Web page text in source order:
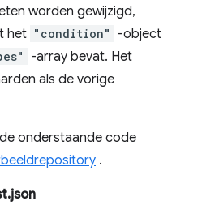
worden gewijzigd,
het "condition"
-object
-array bevat. Het
als de vorige
onderstaande code
.